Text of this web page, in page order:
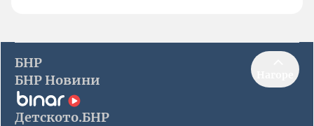
БНР
БНР Новини
Детското.БНР